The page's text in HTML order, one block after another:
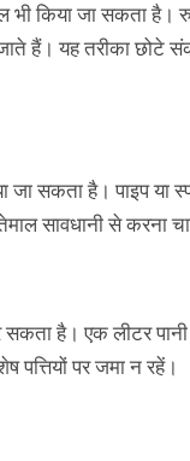
किया जा सकता है।
हैं। यह तरीका छोटे
सकता है। पाइप या
सावधानी से करना
है। एक लीटर
पर जमा न रहें।